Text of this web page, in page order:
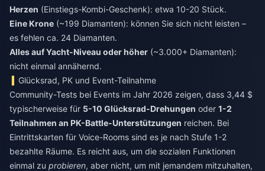
Herzen (Einstiegs-Kombi-Geschenk): etwa 10-20 Stück.
Eine Krone (~199 Diamanten): können Sie sich nicht leisten –
es fehlen ca. 24 Diamanten.
Alles auf Yacht-Niveau oder höher (~3.000+ Diamanten):
nicht einmal annähernd.
Glücksrad, PK und Event-Teilnahme
Community-Tests bei Events im Jahr 2026 zeigen, dass 3,44 $
typischerweise für 5-10 Glücksrad-Drehungen oder 1-2
Teilnahmen an PK-Battle-Unterstützungen reichen. Bei
Eintrittskarten für Voice-Rooms sind es je nach Stufe 1-2
bezahlte Räume. Es reicht aus, um die sozialen Funktionen
einmal zu probieren, aber nicht, um mit jemandem mitzuhalten,